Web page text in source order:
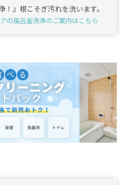
』根こそぎ汚れを洗います。
の風呂釜洗浄のご案内はこちら